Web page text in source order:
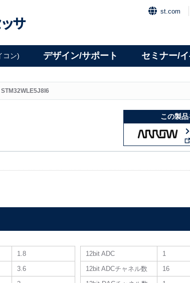
サ
st.com
コン) デザイン/サポート セミナー/
STM32WLE5J8I6
この製
1.8
3.6
12bit ADC
1
12bit ADCチャネル数
16